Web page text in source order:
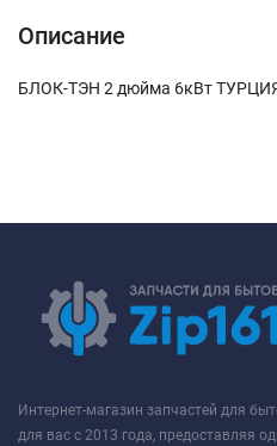
Описание
БЛОК-ТЭН 2 дюйма 6кВт
Интернет-магазин запчастей для
для вас с 2013 года, предоставляя